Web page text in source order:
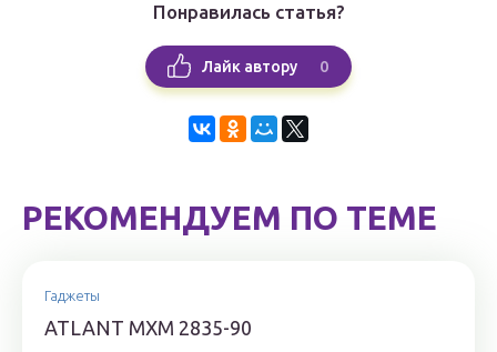
Понравилась статья?
Лайк автору 0
РЕКОМЕНДУЕМ ПО ТЕМЕ
Гаджеты
ATLANT МХМ 2835-90